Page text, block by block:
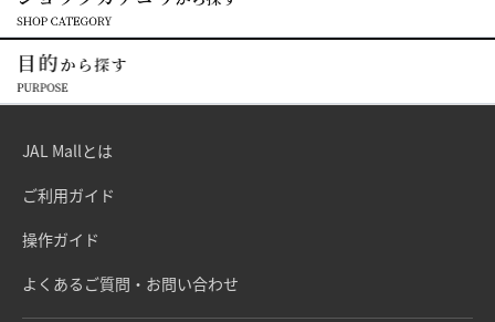
JAL Mallとは
ご利用ガイド
操作ガイド
よくあるご質問・お問い合わせ